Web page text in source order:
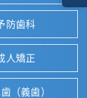
防歯科
人矯正
（義歯）